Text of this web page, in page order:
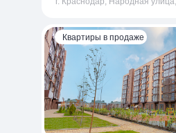
Квартиры в продаже